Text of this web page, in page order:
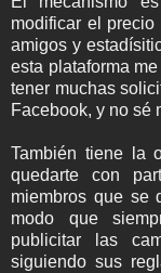
modificar el
amigos y
esta plataforma
tener muchas
Facebook, y no sé
También tiene la
quedarte con
miembros que se
modo que
publicitar las
siguiendo sus